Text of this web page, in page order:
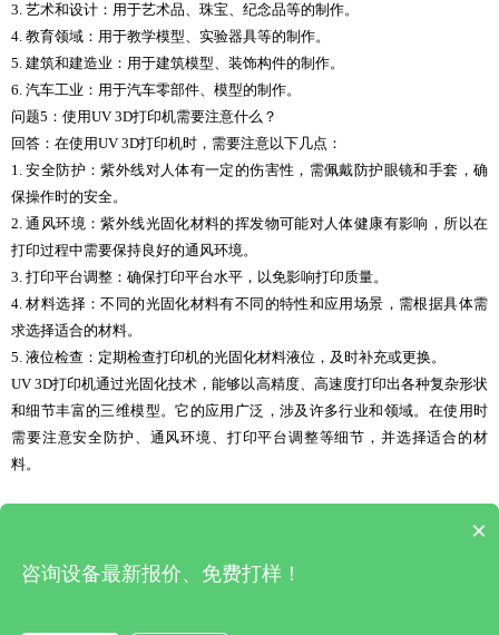
3. 艺术和设计：用于艺术品、珠宝、纪念品等的制作。
4. 教育领域：用于教学模型、实验器具等的制作。
5. 建筑和建造业：用于建筑模型、装饰构件的制作。
6. 汽车工业：用于汽车零部件、模型的制作。
问题5：使用UV 3D打印机需要注意什么？
回答：在使用UV 3D打印机时，需要注意以下几点：
1. 安全防护：紫外线对人体有一定的伤害性，需佩戴防护眼镜和手套，确
保操作时的安全。
2. 通风环境：紫外线光固化材料的挥发物可能对人体健康有影响，所以在
打印过程中需要保持良好的通风环境。
3. 打印平台调整：确保打印平台水平，以免影响打印质量。
4. 材料选择：不同的光固化材料有不同的特性和应用场景，需根据具体需
求选择适合的材料。
5. 液位检查：定期检查打印机的光固化材料液位，及时补充或更换。
UV 3D打印机通过光固化技术，能够以高精度、高速度打印出各种复杂形状
和细节丰富的三维模型。它的应用广泛，涉及许多行业和领域。在使用时
需要注意安全防护、通风环境、打印平台调整等细节，并选择适合的材
料。
×
咨询设备最新报价、免费打样！